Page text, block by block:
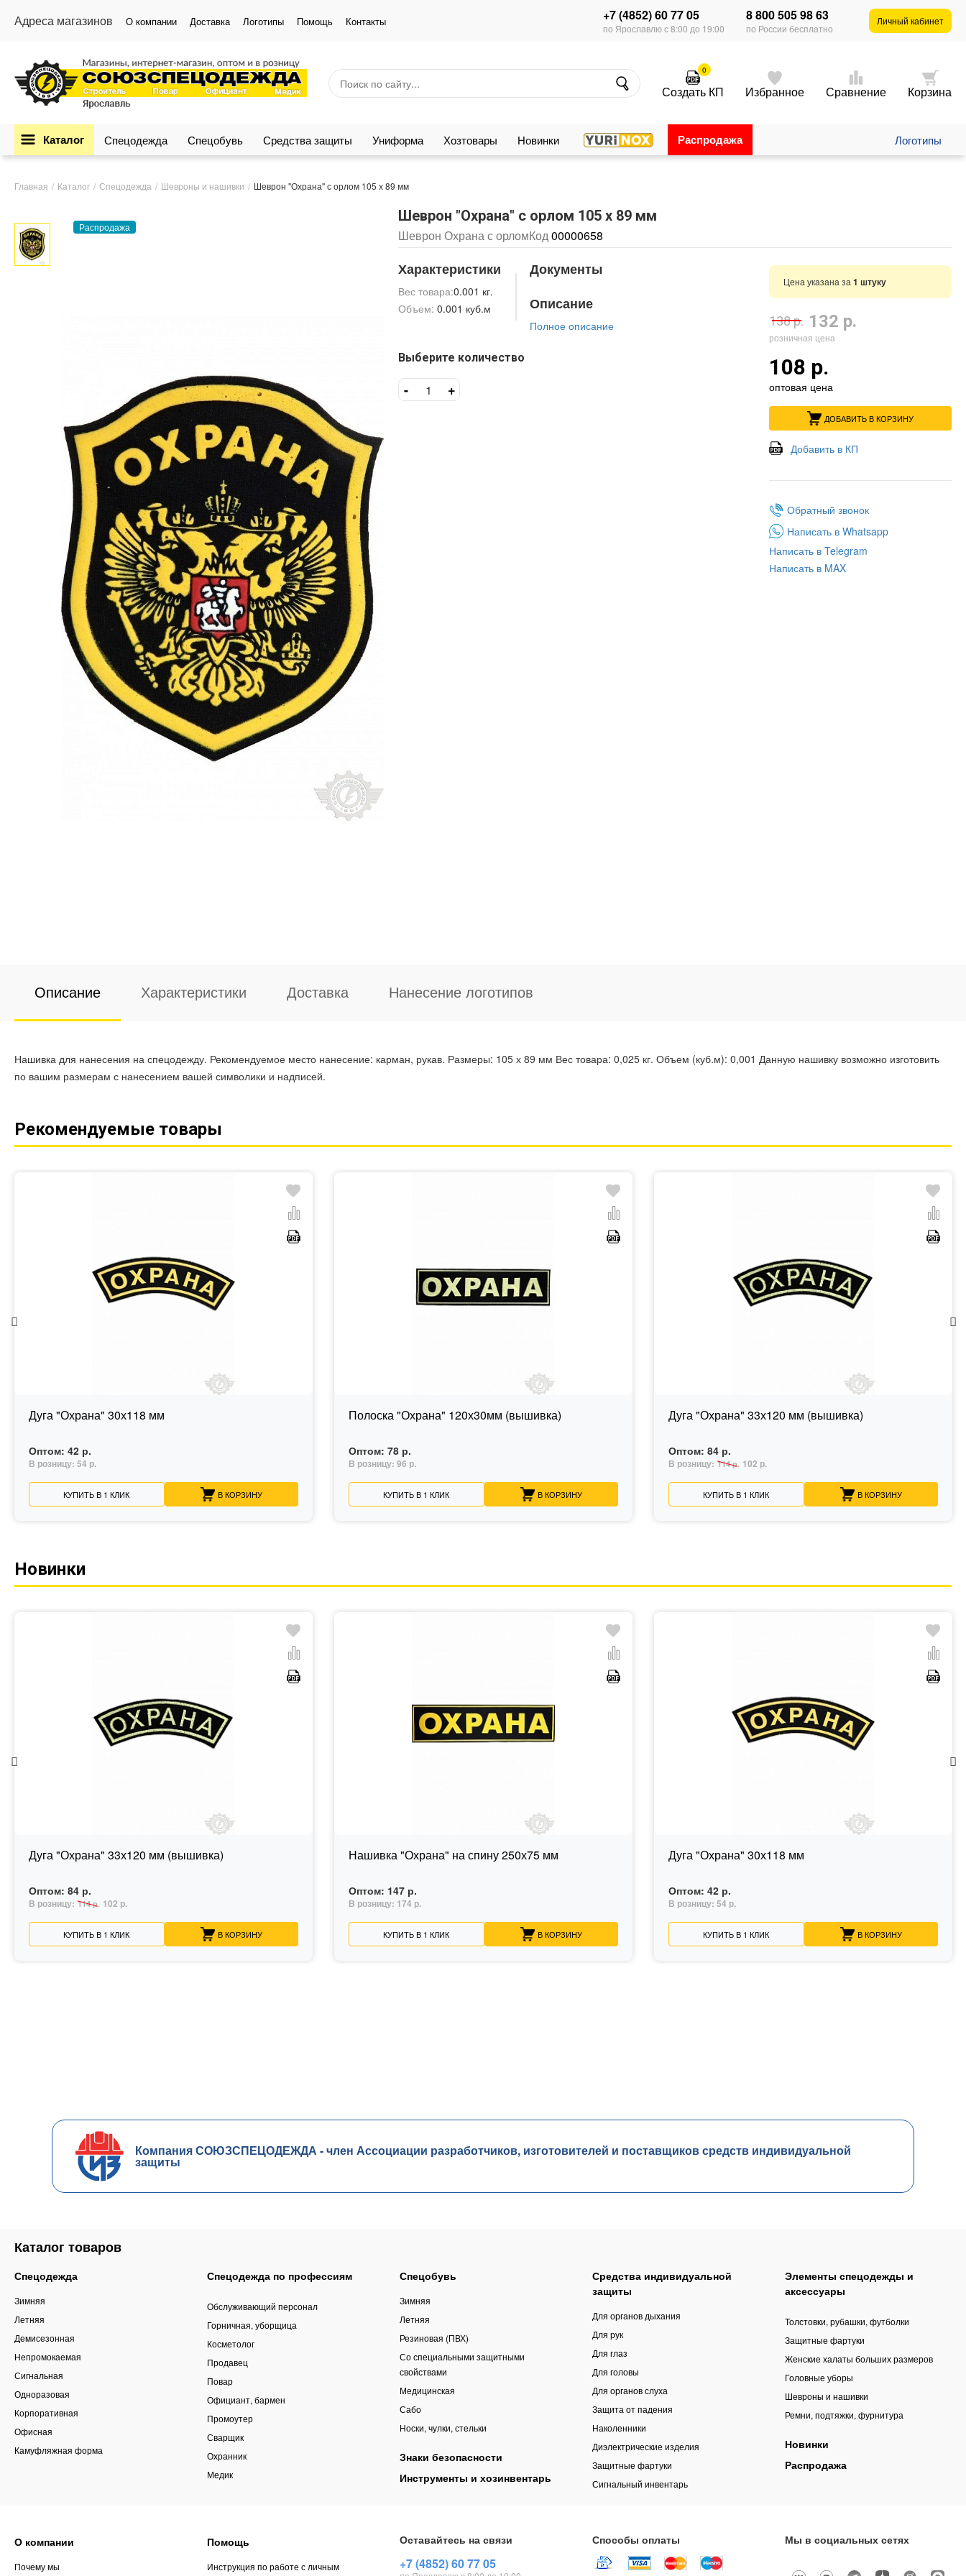
Адреса магазинов О компании Доставка Логотипы Помощь Контакты +7 (4852) 60 77 05
по Ярославлю с 8:00 до 19:00
8 800 505 98 63
по России бесплатно
Личный кабинет
0
Создать КП Избранное Сравнение Корзина
Каталог Спецодежда Спецобувь Средства защиты Униформа Хозтовары Новинки Распродажа Логотипы
Главная Каталог Спецодежда Шевроны и нашивки Шеврон "Охрана" с орлом 105 х 89 мм
Распродажа
Шеврон "Охрана" с орлом 105 х 89 мм
Шеврон Охрана с орломКод00000658
Характеристики
Вес товара:0.001 кг.
Объем: 0.001 куб.м
Документы
Описание
Полное описание
Выберите количество
- +
Цена указана за 1 штуку
138 р. 132 р.
розничная цена
108 р.
оптовая цена
ДОБАВИТЬ В КОРЗИНУ
Добавить в КП
Обратный звонок
Написать в Whatsapp
Написать в Telegram
Написать в MAX
Описание Характеристики Доставка Нанесение логотипов
Нашивка для нанесения на спецодежду. Рекомендуемое место нанесение: карман, рукав. Размеры: 105 х 89 мм Вес товара: 0,025 кг. Объем (куб.м): 0,001 Данную нашивку возможно изготовить
по вашим размерам с нанесением вашей символики и надписей.
Рекомендуемые товары
Дуга "Охрана" 30х118 мм
Оптом: 42 р.
В розницу: 54 р.
КУПИТЬ В 1 КЛИК В КОРЗИНУ
Полоска "Охрана" 120х30мм (вышивка)
Оптом: 78 р.
В розницу: 96 р.
КУПИТЬ В 1 КЛИК В КОРЗИНУ
Дуга "Охрана" 33х120 мм (вышивка)
Оптом: 84 р.
В розницу: 114 р. 102 р.
КУПИТЬ В 1 КЛИК В КОРЗИНУ
Новинки
Дуга "Охрана" 33х120 мм (вышивка)
Оптом: 84 р.
В розницу: 114 р. 102 р.
КУПИТЬ В 1 КЛИК В КОРЗИНУ
Нашивка "Охрана" на спину 250х75 мм
Оптом: 147 р.
В розницу: 174 р.
КУПИТЬ В 1 КЛИК В КОРЗИНУ
Дуга "Охрана" 30х118 мм
Оптом: 42 р.
В розницу: 54 р.
КУПИТЬ В 1 КЛИК В КОРЗИНУ
Компания СОЮЗСПЕЦОДЕЖДА - член Ассоциации разработчиков, изготовителей и поставщиков средств индивидуальной
защиты
Каталог товаров
Спецодежда
Зимняя
Летняя
Демисезонная
Непромокаемая
Сигнальная
Одноразовая
Корпоративная
Офисная
Камуфляжная форма
Спецодежда по профессиям
Обслуживающий персонал
Горничная, уборщица
Косметолог
Продавец
Повар
Официант, бармен
Промоутер
Сварщик
Охранник
Медик
Спецобувь
Зимняя
Летняя
Резиновая (ПВХ)
Со специальными защитными
свойствами
Медицинская
Сабо
Носки, чулки, стельки
Знаки безопасности
Инструменты и хозинвентарь
Средства индивидуальной
защиты
Для органов дыхания
Для рук
Для глаз
Для головы
Для органов слуха
Защита от падения
Наколенники
Диэлектрические изделия
Защитные фартуки
Сигнальный инвентарь
Элементы спецодежды и
аксессуары
Толстовки, рубашки, футболки
Защитные фартуки
Женские халаты больших размеров
Головные уборы
Шевроны и нашивки
Ремни, подтяжки, фурнитура
Новинки
Распродажа
О компании
Почему мы
Помощь
Инструкция по работе с личным
Оставайтесь на связи
+7 (4852) 60 77 05
Способы оплаты Мы в социальных сетях